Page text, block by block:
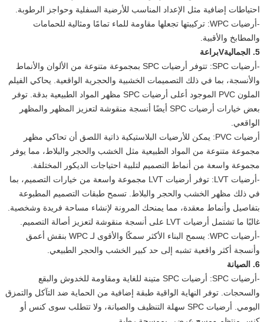
احتياطات إضافية مثل الإعداد المناسب للأرضية السفلية وحواجز الرطوبة.
-أرضيات WPC: تركيبتها تجعلها مقاومة للماء تمامًا ومثالية للحمامات
والمطابخ والأقبية.
5. الجمالية
Vبراعة
-أرضيات SPC: تتوفر أرضيات SPC بمجموعة متنوعة من الألوان والأنماط
والأنسجة، بما في ذلك التصميمات الخشبية والحجرية الواقعية. يحاكي الفيلم
الملون PVC الموجود أعلى أرضيات SPC مظهر المواد الطبيعية بدقة. توفر
بعض خيارات أرضيات SPC أيضًا أنسجة منقوشة لتعزيز المظهر والمظهر
الواقعي.
أرضيات PVC: يمكن للأرضيات البلاستيكية ذاتية اللصق أن تحاكي مظهر
مجموعة متنوعة من المواد الطبيعية مثل الخشب والحجر والبلاط، مما يوفر
مجموعة واسعة من أنماط التصميم لتلبية احتياجات الديكور المختلفة.
-أرضيات LVT: توفر أرضيات LVT مجموعة واسعة من خيارات التصميم، بما
في ذلك مظهر الخشب والحجر والبلاط. تسمح طبقات التصميم المطبوعة
بتفاصيل وأنماط معقدة، مما يمنحك المرونة لإنشاء مساحة فريدة وشخصية.
غالبًا ما تشتمل أرضيات LVT على أنسجة منقوشة لتعزيز أصالة التصميم.
-أرضيات WPC: يسمح البناء الأكثر سمكًا والأقوى لـ WPC بنقش أعمق
وأنسجة أكثر واقعية تشبه إلى حد كبير الخشب والحجر الطبيعي.
6. الصيانة
-أرضيات SPC: أرضيات SPC متينة للغاية ومقاومة للخدوش والبقع
والسحجات. توفر النهاية الواقية طبقة إضافية من الحماية ضد التآكل والتمزق
اليومي. أرضيات SPC سهلة التنظيف والصيانة، ولا تتطلب سوى كنس أو